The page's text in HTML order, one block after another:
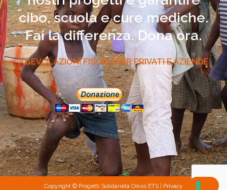
cibo, scuola e cure mediche.
Fai la differenza. Dona ora.
AGEVOLAZIONI FISCALI PER PRIVATI E AZIENDE
Copyright © Progetti Solidarietà Oikos ETS | Privacy